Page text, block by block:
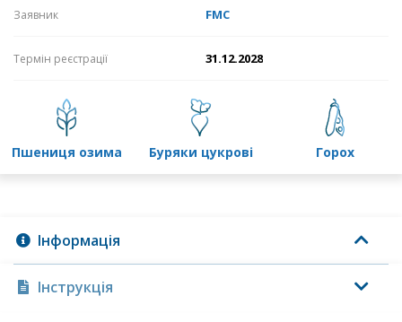
Заявник FMC
Термін реєстрації 31.12.2028
пшениця озима буряки цукрові горох
Інформація
Інструкція